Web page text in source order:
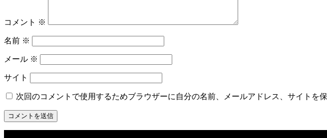
コメント ※
名前 ※
メール ※
サイト
次回のコメントで使用するためブラウザーに自分の名前、メールアドレス、サイトを保